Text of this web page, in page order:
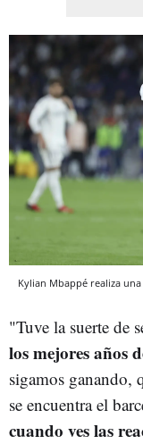
Kylian Mbappé realiza
"Tuve la suerte de
los mejores años
sigamos ganando,
se encuentra el
cuando ves las